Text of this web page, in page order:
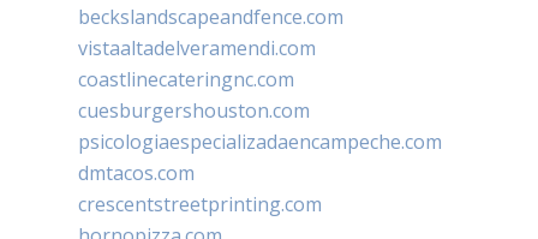
beckslandscapeandfence.com
vistaaltadelveramendi.com
coastlinecateringnc.com
cuesburgershouston.com
psicologiaespecializadaencampeche.com
dmtacos.com
crescentstreetprinting.com